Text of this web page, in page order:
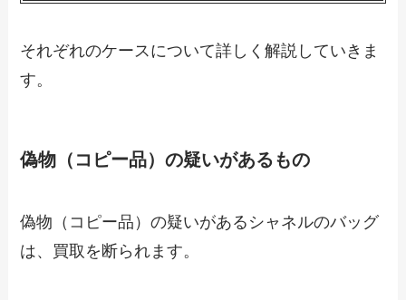
それぞれのケースについて詳しく解説していきま
す。
偽物（コピー品）の疑いがあるもの
偽物（コピー品）の疑いがあるシャネルのバッグ
は、買取を断られます。